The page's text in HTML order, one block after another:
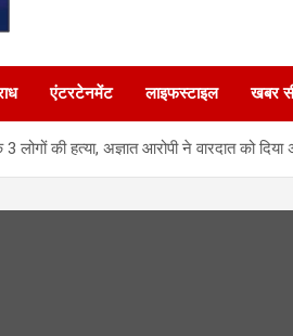
एंटरटेनमेंट लाइफस्टाइल खबर
लोगों की हत्या, अज्ञात आरोपी ने वारदात को